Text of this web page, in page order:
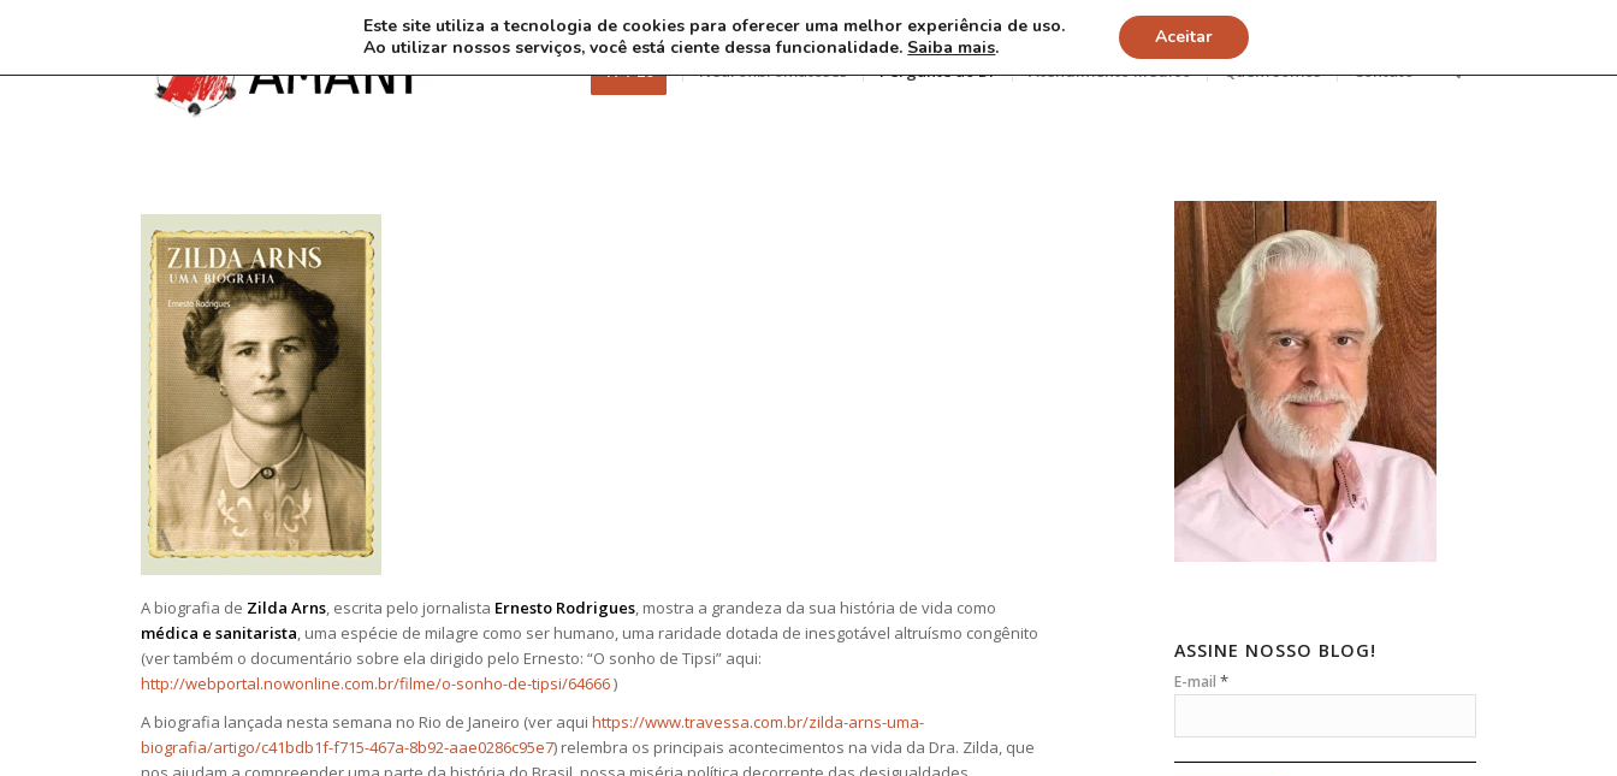
17 7 26 Neurofibromatoses Pergunte ao Dr Atendimento Médico Quem somos Contato
A biografia de Zilda Arns, escrita pelo jornalista Ernesto Rodrigues, mostra a grandeza da sua história de vida como
médica e sanitarista, uma espécie de milagre como ser humano, uma raridade dotada de inesgotável altruísmo congênito
(ver também o documentário sobre ela dirigido pelo Ernesto: “O sonho de Tipsi” aqui:
http://webportal.nowonline.com.br/filme/o-sonho-de-tipsi/64666)
A biografia lançada nesta semana no Rio de Janeiro (ver aquihttps://www.travessa.com.br/zilda-arns-uma-
biografia/artigo/c41bdb1f-f715-467a-8b92-aae0286c95e7) relembra os principais acontecimentos na vida da Dra. Zilda, que
ASSINE NOSSO BLOG!
E-mail*
Este site utiliza a tecnologia de cookies para oferecer uma melhor experiência de uso.
Ao utilizar nossos serviços, você está ciente dessa funcionalidade. Saiba mais. Aceitar